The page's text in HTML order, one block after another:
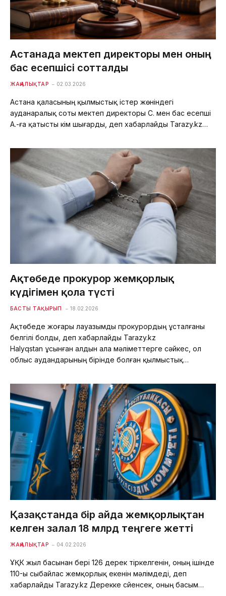
Астанада мектеп директоры мен оның
бас есепшісі сотталды
ЖАҢАЛЫҚТАР 02.03.2026
Астана қаласының қылмыстық істер жөніндегі
ауданаралық соты мектеп директоры С. мен бас есепші
А.-ға қатысты үкім шығарды, деп хабарлайды Tarazy.kz…
Ақтөбеде прокурор жемқорлық
күдігімен қолға түсті
БАСТЫ ТАҚЫРЫП 18.02.2026
Ақтөбеде жоғары лауазымды прокурордың ұсталғаны
белгілі болды, деп хабарлайды Tarazy.kz
Halyqstan ұсынған алдын ала мәліметтерге сәйкес, ол
облыс аудандарының бірінде болған қылмыстық…
Қазақстанда бір айда жемқорлықтан
келген залал 18 млрд теңгеге жетті
ЖАҢАЛЫҚТАР 04.02.2026
ҰҚК жыл басынан бері 126 дерек тіркелгенін, оның ішінде
110-ы сыбайлас жемқорлық екенін мәлімдеді, деп
хабарлайды Tarazy.kz Дерекке сүйенсек, оның басым…